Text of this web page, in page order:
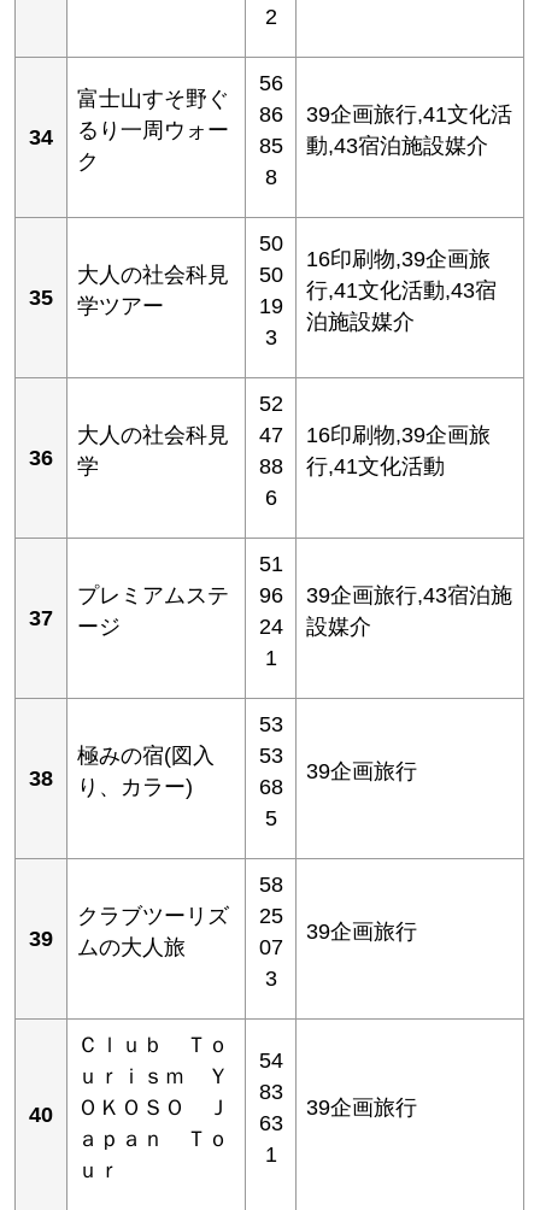
2
34
富士山すそ野ぐ
るり一周ウォー
ク
56
86
85
8
39企画旅行,41文化活
動,43宿泊施設媒介
35
大人の社会科見
学ツアー
50
50
19
3
16印刷物,39企画旅
行,41文化活動,43宿
泊施設媒介
36
大人の社会科見
学
52
47
88
6
16印刷物,39企画旅
行,41文化活動
37
プレミアムステ
ージ
51
96
24
1
39企画旅行,43宿泊施
設媒介
38
極みの宿(図入
り、カラー)
53
53
68
5
39企画旅行
39
クラブツーリズ
ムの大人旅
58
25
07
3
39企画旅行
40
Ｃｌｕｂ Ｔｏ
ｕｒｉｓｍ Ｙ
ＯＫＯＳＯ Ｊ
ａｐａｎ Ｔｏ
ｕｒ
54
83
63
1
39企画旅行